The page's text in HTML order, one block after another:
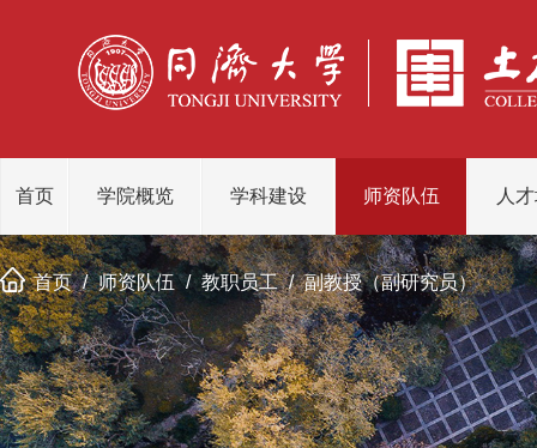
首页 学院概览 学科建设 师资队伍 人
首页 / 师资队伍 / 教职员工 / 副教授（副研究员）